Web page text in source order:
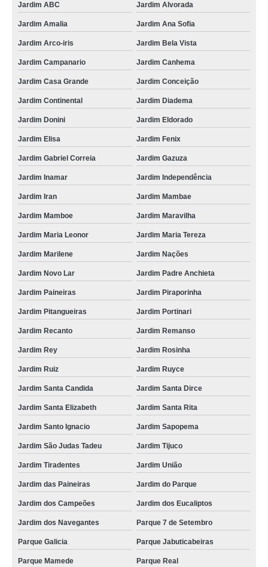
Jardim ABC Jardim Alvorada
Jardim Amalia Jardim Ana Sofia
Jardim Arco-iris Jardim Bela Vista
Jardim Campanario Jardim Canhema
Jardim Casa Grande Jardim Conceição
Jardim Continental Jardim Diadema
Jardim Donini Jardim Eldorado
Jardim Elisa Jardim Fenix
Jardim Gabriel Correia Jardim Gazuza
Jardim Inamar Jardim Independência
Jardim Iran Jardim Mambae
Jardim Mamboe Jardim Maravilha
Jardim Maria Leonor Jardim Maria Tereza
Jardim Marilene Jardim Nações
Jardim Novo Lar Jardim Padre Anchieta
Jardim Paineiras Jardim Piraporinha
Jardim Pitangueiras Jardim Portinari
Jardim Recanto Jardim Remanso
Jardim Rey Jardim Rosinha
Jardim Ruiz Jardim Ruyce
Jardim Santa Candida Jardim Santa Dirce
Jardim Santa Elizabeth Jardim Santa Rita
Jardim Santo Ignacio Jardim Sapopema
Jardim São Judas Tadeu Jardim Tijuco
Jardim Tiradentes Jardim União
Jardim das Paineiras Jardim do Parque
Jardim dos Campeões Jardim dos Eucaliptos
Jardim dos Navegantes Parque 7 de Setembro
Parque Galicia Parque Jabuticabeiras
Parque Mamede Parque Real